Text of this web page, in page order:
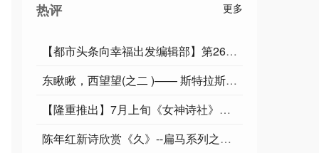
热评 更多
【都市头条向幸福出发编辑部】第2662期《常学常青莫祥智(三农)组诗》
东瞅瞅，西望望(之二 )—— 斯特拉斯堡、维也纳游漫记 ◎王继
【隆重推出】7月上旬《女神诗社》微诗 一等奖：pig猪～侠/三叶三 二等奖：蒲怀安/阳小妹/幽篁独醉琴 三等奖：千里冰川/季风/周静伟/摘星手
陈年红新诗欣赏《久》--扁马系列之308‖逸风文苑∽北京头条